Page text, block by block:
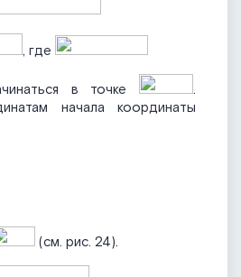
, где
в точке
.
начала координаты
(см. рис. 24).